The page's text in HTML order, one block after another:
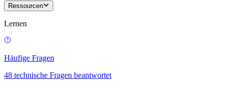
Ressourcen
Lernen
Häufige Fragen
48 technische Fragen beantwortet